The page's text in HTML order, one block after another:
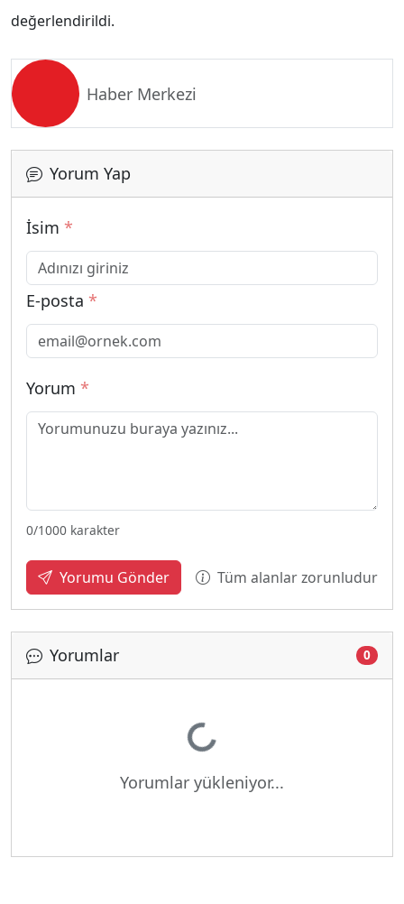
değerlendirildi.
Haber Merkezi
Yorum Yap
İsim *
E-posta *
Yorum *
0/1000 karakter
Yorumu Gönder Tüm alanlar zorunludur
Yorumlar 0
Yükleniyor...
Yorumlar yükleniyor...